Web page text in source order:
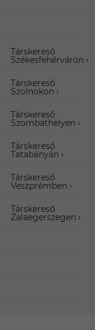
Társkereső
Székesfehérváron
Társkereső
Szolnokon
Társkereső
Szombathelyen
Társkereső
Tatabányán
Társkereső
Veszprémben
Társkereső
Zalaegerszegen